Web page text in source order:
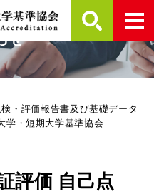
せ
・評価報告書及び基礎データ
学・短期大学基準協会
評価 自己点